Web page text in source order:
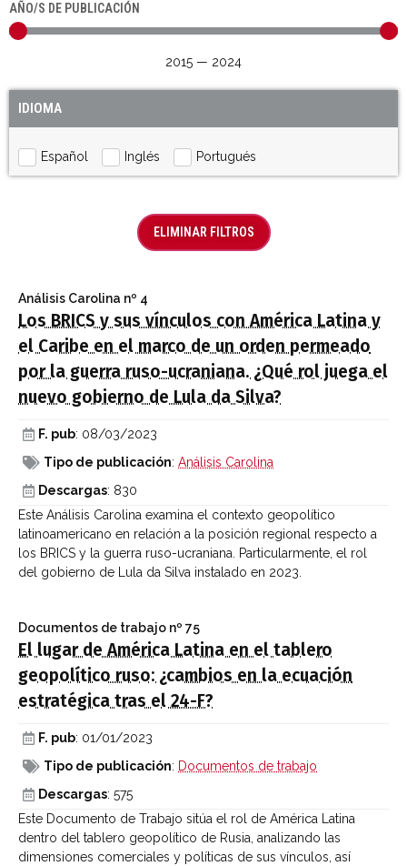
AÑO/S DE PUBLICACIÓN
2015 — 2024
IDIOMA
Español Inglés Portugués
ELIMINAR FILTROS
Análisis Carolina nº 4
Los BRICS y sus vínculos con América Latina y
el Caribe en el marco de un orden permeado
por la guerra ruso-ucraniana. ¿Qué rol juega el
nuevo gobierno de Lula da Silva?
F. pub: 08/03/2023
Tipo de publicación: Análisis Carolina
Descargas: 830
Este Análisis Carolina examina el contexto geopolítico
latinoamericano en relación a la posición regional respecto a
los BRICS y la guerra ruso-ucraniana. Particularmente, el rol
del gobierno de Lula da Silva instalado en 2023.
Documentos de trabajo nº 75
El lugar de América Latina en el tablero
geopolítico ruso: ¿cambios en la ecuación
estratégica tras el 24-F?
F. pub: 01/01/2023
Tipo de publicación: Documentos de trabajo
Descargas: 575
Este Documento de Trabajo sitúa el rol de América Latina
dentro del tablero geopolítico de Rusia, analizando las
dimensiones comerciales y políticas de sus vínculos, así